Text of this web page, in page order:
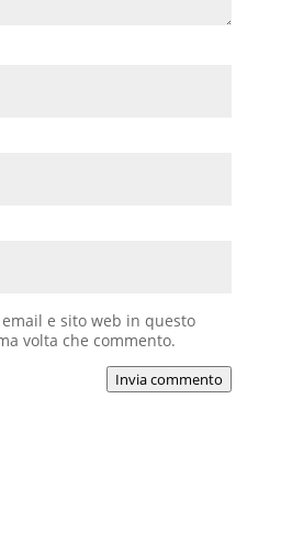
e sito web in questo
volta che commento.
Invia commento